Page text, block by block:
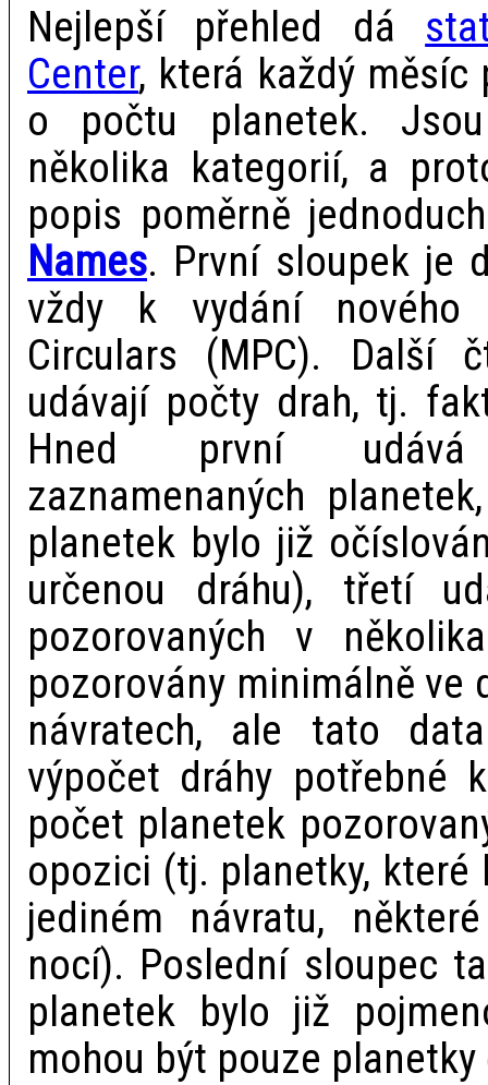
Nejlepší přehled dá
Center, která každý
o počtu planetek.
několika kategorií, a
popis poměrně
Names. První sloupek je
vždy k vydání
Circulars (MPC). Další
udávají počty drah, tj.
Hned první
zaznamenaných
planetek bylo již
určenou dráhu), třetí
pozorovaných v
pozorovány minimálně ve
návratech, ale tato
výpočet dráhy potřebné
počet planetek
opozici (tj. planetky, které
jediném návratu,
nocí). Poslední sloupec
planetek bylo již
mohou být pouze